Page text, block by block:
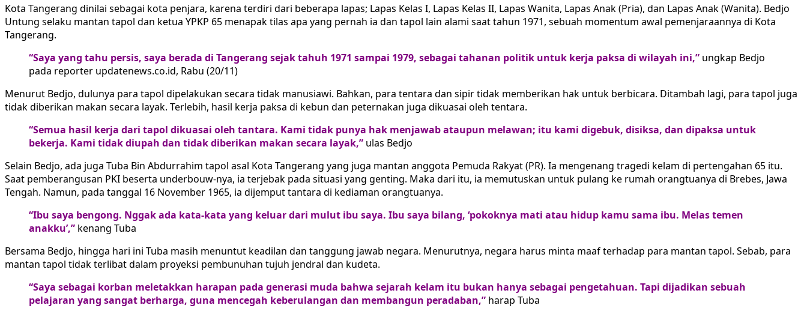
Kota Tangerang dinilai sebagai kota penjara, karena terdiri dari beberapa lapas; Lapas Kelas I, Lapas Kelas II, Lapas Wanita, Lapas Anak (Pria), dan Lapas Anak (Wanita). Bedjo
Untung selaku mantan tapol dan ketua YPKP 65 menapak tilas apa yang pernah ia dan tapol lain alami saat tahun 1971, sebuah momentum awal pemenjaraannya di Kota
Tangerang.
“Saya yang tahu persis, saya berada di Tangerang sejak tahuh 1971 sampai 1979, sebagai tahanan politik untuk kerja paksa di wilayah ini,” ungkap Bedjo
pada reporter updatenews.co.id, Rabu (20/11)
Menurut Bedjo, dulunya para tapol dipelakukan secara tidak manusiawi. Bahkan, para tentara dan sipir tidak memberikan hak untuk berbicara. Ditambah lagi, para tapol juga
tidak diberikan makan secara layak. Terlebih, hasil kerja paksa di kebun dan peternakan juga dikuasai oleh tentara.
“Semua hasil kerja dari tapol dikuasai oleh tantara. Kami tidak punya hak menjawab ataupun melawan; itu kami digebuk, disiksa, dan dipaksa untuk
bekerja. Kami tidak diupah dan tidak diberikan makan secara layak,” ulas Bedjo
Selain Bedjo, ada juga Tuba Bin Abdurrahim tapol asal Kota Tangerang yang juga mantan anggota Pemuda Rakyat (PR). Ia mengenang tragedi kelam di pertengahan 65 itu.
Saat pemberangusan PKI beserta underbouw-nya, ia terjebak pada situasi yang genting. Maka dari itu, ia memutuskan untuk pulang ke rumah orangtuanya di Brebes, Jawa
Tengah. Namun, pada tanggal 16 November 1965, ia dijemput tantara di kediaman orangtuanya.
“Ibu saya bengong. Nggak ada kata-kata yang keluar dari mulut ibu saya. Ibu saya bilang, ‘pokoknya mati atau hidup kamu sama ibu. Melas temen
anakku’,” kenang Tuba
Bersama Bedjo, hingga hari ini Tuba masih menuntut keadilan dan tanggung jawab negara. Menurutnya, negara harus minta maaf terhadap para mantan tapol. Sebab, para
mantan tapol tidak terlibat dalam proyeksi pembunuhan tujuh jendral dan kudeta.
“Saya sebagai korban meletakkan harapan pada generasi muda bahwa sejarah kelam itu bukan hanya sebagai pengetahuan. Tapi dijadikan sebuah
pelajaran yang sangat berharga, guna mencegah keberulangan dan membangun peradaban,” harap Tuba